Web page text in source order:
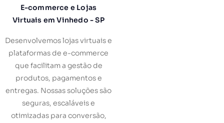
E-commerce e Lojas
Virtuais em Vinhedo - SP
Desenvolvemos lojas virtuais e
plataformas de e-commerce
que facilitam a gestão de
produtos, pagamentos e
entregas. Nossas soluções são
seguras, escaláveis e
otimizadas para conversão,